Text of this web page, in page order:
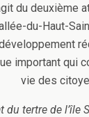
du deuxième
du-Haut-
important qui
vie des
du tertre de l’île